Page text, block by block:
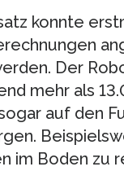
konnte
Der
mehr als
auf den
im Boden zu